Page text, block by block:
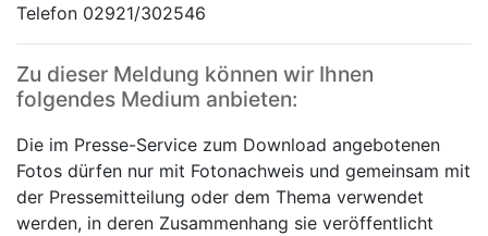
Telefon 02921/302546
Zu dieser Meldung können wir Ihnen
folgendes Medium anbieten:
Die im Presse-Service zum Download angebotenen
Fotos dürfen nur mit Fotonachweis und gemeinsam mit
der Pressemitteilung oder dem Thema verwendet
werden, in deren Zusammenhang sie veröffentlicht